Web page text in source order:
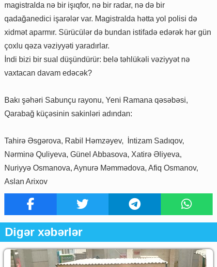
magistralda nə bir işıqfor, nə bir radar, nə də bir
qadağanedici işarələr var. Magistralda hətta yol polisi də
xidmət aparmır. Sürücülər də bundan istifadə edərək hər gün
çoxlu qəza vəziyyəti yaradırlar.
İndi bizi bir sual düşündürür: belə təhlükəli vəziyyət nə
vaxtacan davam edəcək?
Bakı şəhəri Sabunçu rayonu, Yeni Ramana qəsəbəsi,
Qarabağ küçəsinin sakinləri adından:
Tahirə Əsgərova, Rabil Həmzəyev, İntizam Sadıqov,
Nərminə Quliyeva, Günel Abbasova, Xatirə Əliyeva,
Nuriyyə Osmanova, Aynurə Məmmədova, Afiq Osmanov,
Aslan Arixov
Digər xəbərlər